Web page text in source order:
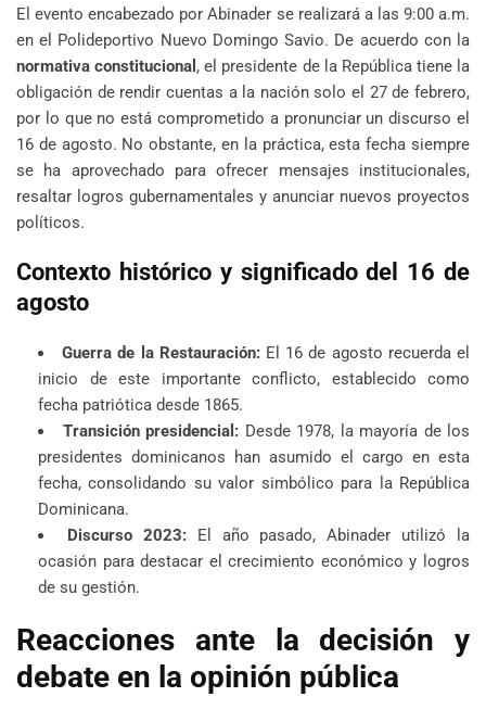
El evento encabezado por Abinader se realizará a las 9:00 a.m.
en el Polideportivo Nuevo Domingo Savio. De acuerdo con la
normativa constitucional , el presidente de la República tiene la
obligación de rendir cuentas a la nación solo el 27 de febrero,
por lo que no está comprometido a pronunciar un discurso el
16 de agosto. No obstante, en la práctica, esta fecha siempre
se ha aprovechado para ofrecer mensajes institucionales,
resaltar logros gubernamentales y anunciar nuevos proyectos
políticos.
Contexto histórico y significado del 16 de
agosto
Guerra de la Restauración:El 16 de agosto recuerda el
inicio de este importante conflicto, establecido como
fecha patriótica desde 1865.
Transición presidencial: Desde 1978, la mayoría de los
presidentes dominicanos han asumido el cargo en esta
fecha, consolidando su valor simbólico para la República
Dominicana.
Discurso 2023:El año pasado, Abinader utilizó la
ocasión para destacar el crecimiento económico y logros
de su gestión.
Reacciones ante la decisión y
debate en la opinión pública